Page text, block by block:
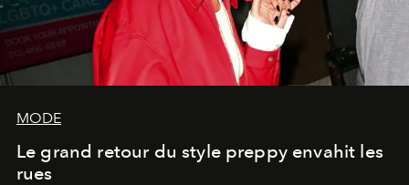
MODE
Le grand retour du style preppy envahit les
rues